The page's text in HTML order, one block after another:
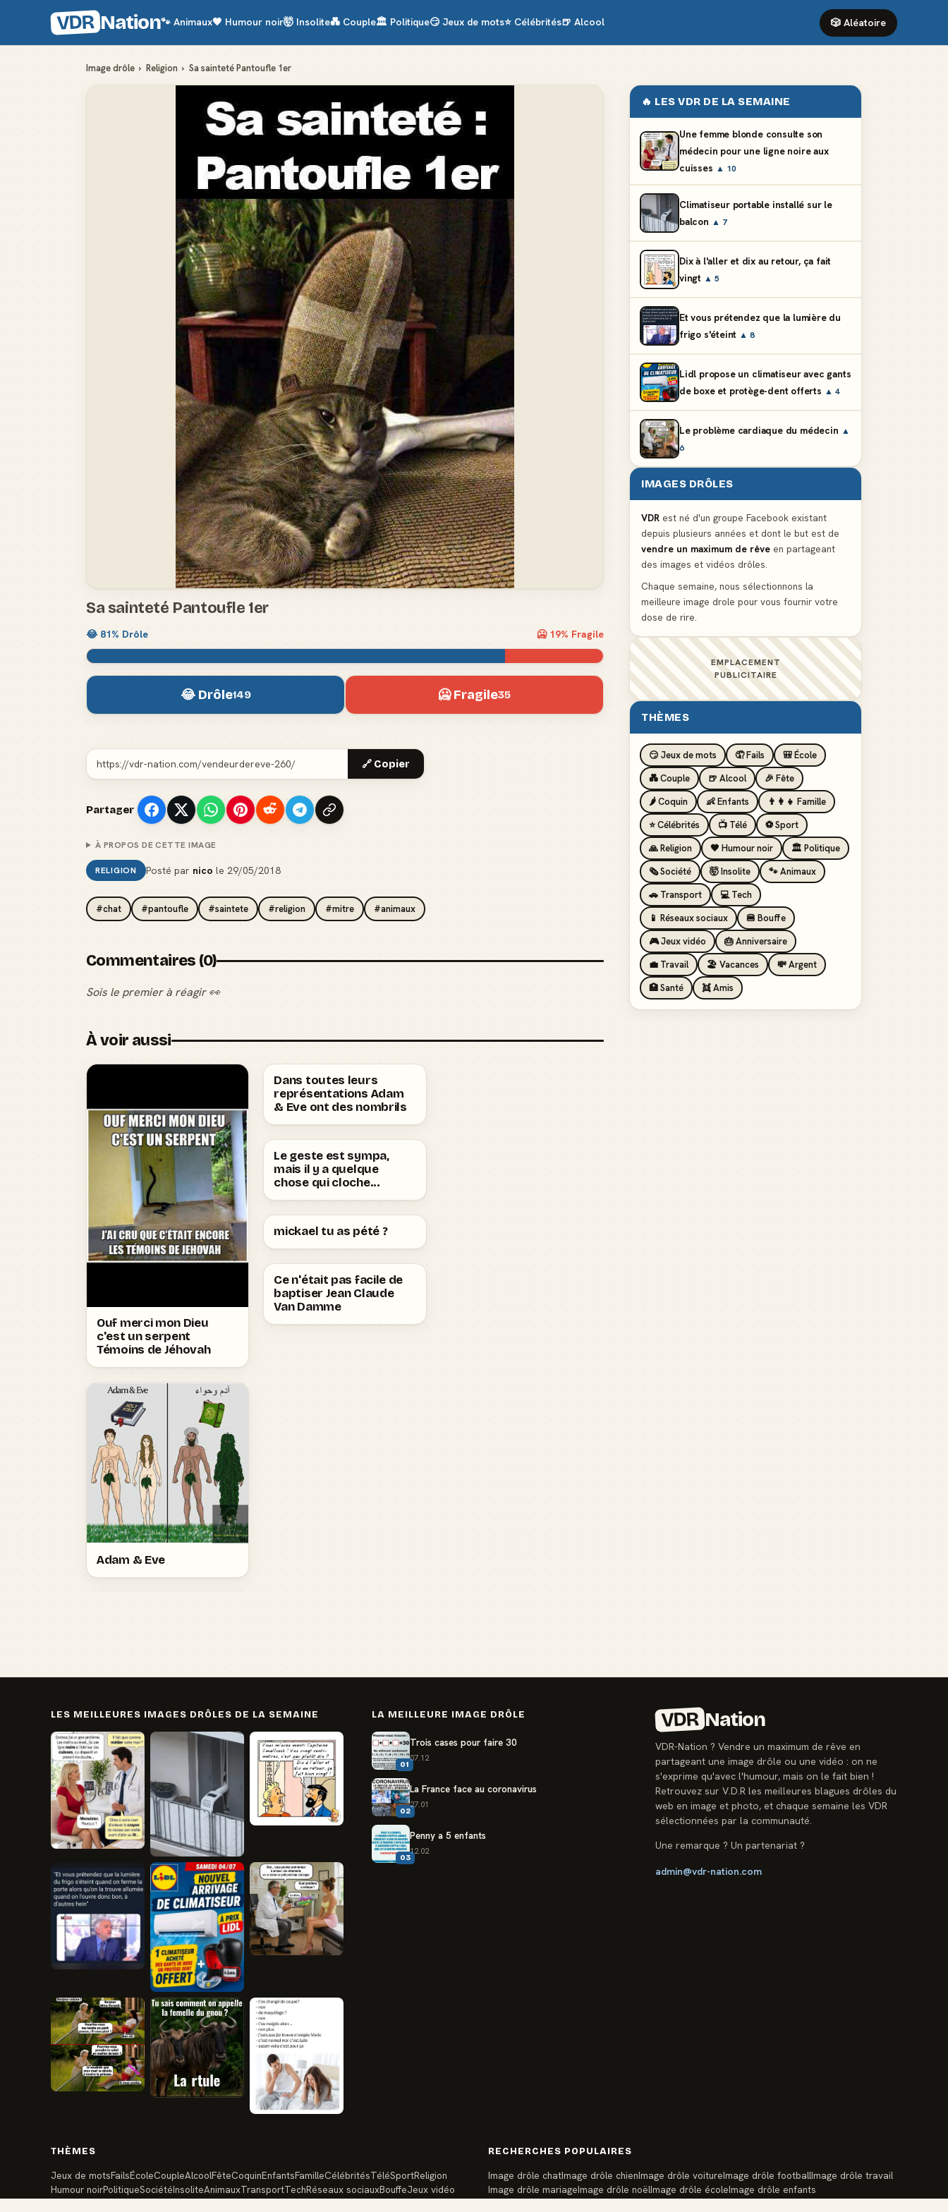
VDR Nation🐾 Animaux🖤 Humour noir🤯 Insolite💑 Couple🏛️ Politique😏 Jeux de mots⭐ Célébrités🍺 Alcool 🎲 Aléatoire
Image drôle › Religion › Sa sainteté Pantoufle 1er
Sa sainteté Pantoufle 1er
😂 81% Drôle 🥶 19% Fragile
😂 Drôle149 🥶 Fragile35
🔗 Copier
Partager
À PROPOS DE CETTE IMAGE
RELIGION Posté par nico le 29/05/2018
#chat #pantoufle #saintete #religion #mitre #animaux
Commentaires (0)
Sois le premier à réagir 👀
À voir aussi
Ouf merci mon Dieu
c'est un serpent
Témoins de Jéhovah
Adam & Eve
Dans toutes leurs
représentations Adam
& Eve ont des nombrils
Le geste est sympa,
mais il y a quelque
chose qui cloche...
mickael tu as pété ?
Ce n'était pas facile de
baptiser Jean Claude
Van Damme
🔥 LES VDR DE LA SEMAINE
Une femme blonde consulte son
médecin pour une ligne noire aux
cuisses ▲ 10
Climatiseur portable installé sur le
balcon ▲ 7
Dix à l'aller et dix au retour, ça fait
vingt ▲ 5
Et vous prétendez que la lumière du
frigo s'éteint ▲ 8
Lidl propose un climatiseur avec gants
de boxe et protège-dent offerts ▲ 4
Le problème cardiaque du médecin ▲
6
IMAGES DRÔLES
VDR est né d'un groupe Facebook existant
depuis plusieurs années et dont le but est de
vendre un maximum de rêve en partageant
des images et vidéos drôles.
Chaque semaine, nous sélectionnons la
meilleure image drole pour vous fournir votre
dose de rire.
EMPLACEMENT
PUBLICITAIRE
THÈMES
😏 Jeux de mots 🤦 Fails
🎒 École
💑 Couple
🍺 Alcool
🎉 Fête
🌶️ Coquin
👶 Enfants
👨‍👩‍👧 Famille
⭐ Célébrités
📺 Télé
⚽ Sport
🙏 Religion
🖤 Humour noir
🏛️ Politique
🗞️ Société
🤯 Insolite
🐾 Animaux
🚗 Transport
💻 Tech
📱 Réseaux sociaux
🍔 Bouffe
🎮 Jeux vidéo
🎂 Anniversaire
💼 Travail
🏖️ Vacances
💸 Argent
🏥 Santé
👯 Amis
LES MEILLEURES IMAGES DRÔLES DE LA SEMAINE LA MEILLEURE IMAGE DRÔLE
01
Trois cases pour faire 30
07.12
02
La France face au coronavirus
27.01
03
Penny a 5 enfants
12.02
VDR Nation
VDR-Nation ? Vendre un maximum de rêve en
partageant une image drôle ou une vidéo : on ne
s'exprime qu'avec l'humour, mais on le fait bien !
Retrouvez sur V.D.R les meilleures blagues drôles du
web en image et photo, et chaque semaine les VDR
sélectionnées par la communauté.
Une remarque ? Un partenariat ?
admin@vdr-nation.com
THÈMES
Jeux de motsFailsÉcoleCoupleAlcoolFêteCoquinEnfantsFamilleCélébritésTéléSportReligion
Humour noirPolitiqueSociétéInsoliteAnimauxTransportTechRéseaux sociauxBouffeJeux vidéo
RECHERCHES POPULAIRES
Image drôle chatImage drôle chienImage drôle voitureImage drôle footballImage drôle travail
Image drôle mariageImage drôle noëlImage drôle écoleImage drôle enfants